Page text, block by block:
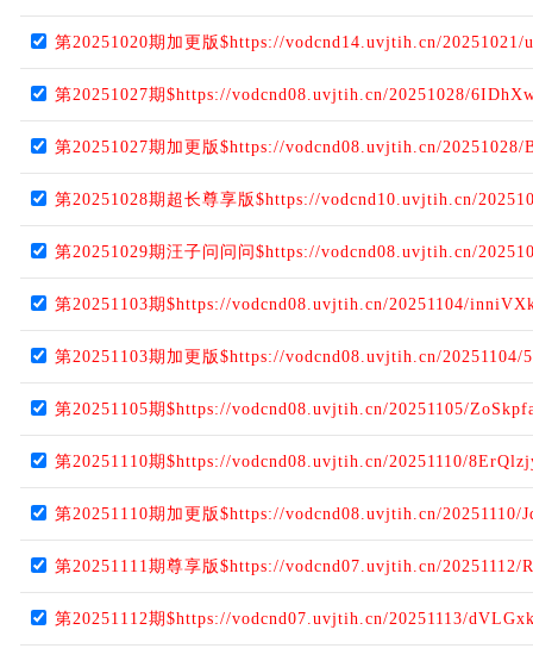
第20251020期加更版$https://vodcnd14.uvjtih.cn/20251021/
第20251027期$https://vodcnd08.uvjtih.cn/20251028/
第20251027期加更版$https://vodcnd08.uvjtih.cn/20251028/
第20251028期超长尊享版$https://vodcnd10.uvjtih.cn/
第20251029期汪子问问问$https://vodcnd08.uvjtih.cn/
第20251103期$https://vodcnd08.uvjtih.cn/20251104/
第20251103期加更版$https://vodcnd08.uvjtih.cn/20251104/
第20251105期$https://vodcnd08.uvjtih.cn/20251105/
第20251110期$https://vodcnd08.uvjtih.cn/20251110/
第20251110期加更版$https://vodcnd08.uvjtih.cn/20251110/
第20251111期尊享版$https://vodcnd07.uvjtih.cn/20251112/
第20251112期$https://vodcnd07.uvjtih.cn/20251113/